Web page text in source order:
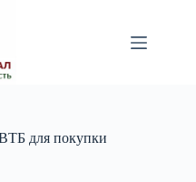
для покупки